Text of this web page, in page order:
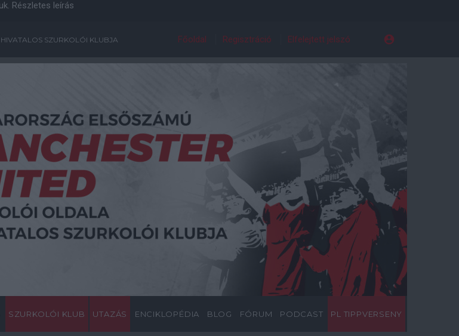
Részletes leírás
SZURKOLÓI KLUBJA Főoldal Regisztráció Elfelejtett jelszó
SZURKOLÓI KLUB UTAZÁS ENCIKLOPÉDIA BLOG FÓRUM PODCAST PL TIPPVERSENY